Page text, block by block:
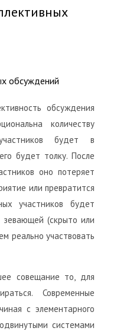
обсуждений
обсуждения
количеству
будет в
будет толку. После
оно потеряет
или превратится
участников будет
зевающей (скрыто или
реально участвовать
совещание то, для
Современные
с элементарного
системами